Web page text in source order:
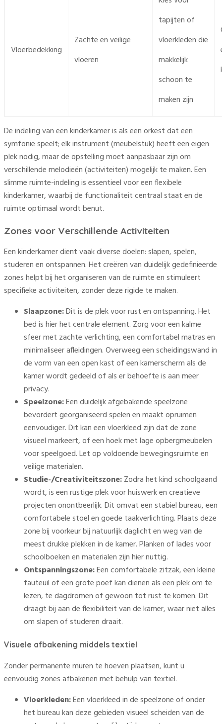
Vloerbedekking
Zachte en veilige
vloeren
tapijten of
vloerkleden die
makkelijk
schoon te
maken zijn
De indeling van een kinderkamer is als een orkest dat een
symfonie speelt; elk instrument (meubelstuk) heeft een eigen
plek nodig, maar de opstelling moet aanpasbaar zijn om
verschillende melodieën (activiteiten) mogelijk te maken. Een
slimme ruimte-indeling is essentieel voor een flexibele
kinderkamer, waarbij de functionaliteit centraal staat en de
ruimte optimaal wordt benut.
Zones voor Verschillende Activiteiten
Een kinderkamer dient vaak diverse doelen: slapen, spelen,
studeren en ontspannen. Het creëren van duidelijk gedefinieerde
zones helpt bij het organiseren van de ruimte en stimuleert
specifieke activiteiten, zonder deze rigide te maken.
Slaapzone:Dit is de plek voor rust en ontspanning. Het
bed is hier het centrale element. Zorg voor een kalme
sfeer met zachte verlichting, een comfortabel matras en
minimaliseer afleidingen. Overweeg een scheidingswand in
de vorm van een open kast of een kamerscherm als de
kamer wordt gedeeld of als er behoefte is aan meer
privacy.
Speelzone:Een duidelijk afgebakende speelzone
bevordert georganiseerd spelen en maakt opruimen
eenvoudiger. Dit kan een vloerkleed zijn dat de zone
visueel markeert, of een hoek met lage opbergmeubelen
voor speelgoed. Let op voldoende bewegingsruimte en
veilige materialen.
Studie-/Creativiteitszone:Zodra het kind schoolgaand
wordt, is een rustige plek voor huiswerk en creatieve
projecten onontbeerlijk. Dit omvat een stabiel bureau, een
comfortabele stoel en goede taakverlichting. Plaats deze
zone bij voorkeur bij natuurlijk daglicht en weg van de
meest drukke plekken in de kamer. Planken of lades voor
schoolboeken en materialen zijn hier nuttig.
Ontspanningszone:Een comfortabele zitzak, een kleine
fauteuil of een grote poef kan dienen als een plek om te
lezen, te dagdromen of gewoon tot rust te komen. Dit
draagt bij aan de flexibiliteit van de kamer, waar niet alles
om slapen of studeren draait.
Visuele afbakening middels textiel
Zonder permanente muren te hoeven plaatsen, kunt u
eenvoudig zones afbakenen met behulp van textiel.
Vloerkleden:Een vloerkleed in de speelzone of onder
het bureau kan deze gebieden visueel scheiden van de